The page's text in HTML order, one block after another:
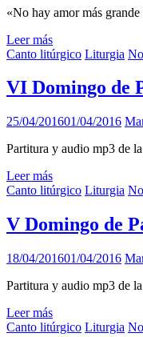
«No hay amor más
Leer más
Canto litúrgico Liturgia
VI Domingo de
25/04/201601/04/2016
Partitura y audio mp3 de
Leer más
Canto litúrgico Liturgia
V Domingo de
18/04/201601/04/2016
Partitura y audio mp3 de
Leer más
Canto litúrgico Liturgia